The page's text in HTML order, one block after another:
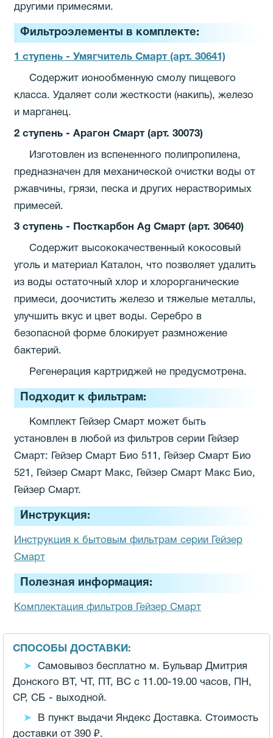
другими примесями.
Фильтроэлементы в комплекте:
1 ступень - Умягчитель Смарт (арт. 30641)
Содержит ионообменную смолу пищевого
класса. Удаляет соли жесткости (накипь), железо
и марганец.
2 ступень - Арагон Смарт (арт. 30073)
Изготовлен из вспененного полипропилена,
предназначен для механической очистки воды от
ржавчины, грязи, песка и других нерастворимых
примесей.
3 ступень - Посткарбон Ag Смарт (арт. 30640)
Содержит высококачественный кокосовый
уголь и материал Каталон, что позволяет удалить
из воды остаточный хлор и хлорорганические
примеси, доочистить железо и тяжелые металлы,
улучшить вкус и цвет воды. Серебро в
безопасной форме блокирует размножение
бактерий.
Регенерация картриджей не предусмотрена.
Подходит к фильтрам:
Комплект Гейзер Смарт может быть
установлен в любой из фильтров серии Гейзер
Смарт: Гейзер Смарт Био 511, Гейзер Смарт Био
521, Гейзер Смарт Макс, Гейзер Смарт Макс Био,
Гейзер Смарт.
Инструкция:
Инструкция к бытовым фильтрам серии Гейзер
Смарт
Полезная информация:
Комплектация фильтров Гейзер Смарт
СПОСОБЫ ДОСТАВКИ:
Самовывоз бесплатно м. Бульвар Дмитрия
Донского ВТ, ЧТ, ПТ, ВС с 11.00-19.00 часов,
ПН,
СР, СБ - выходной.
В пункт выдачи Яндекс Доставка. Стоимость
доставки от 390 ₽.